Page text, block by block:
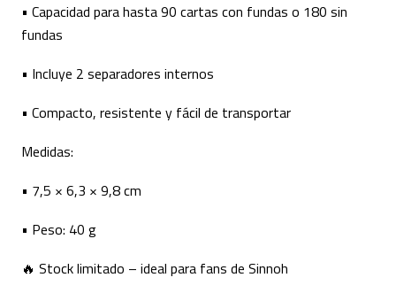
• Capacidad para hasta 90 cartas con fundas o 180 sin
fundas
• Incluye 2 separadores internos
• Compacto, resistente y fácil de transportar
Medidas:
• 7,5 × 6,3 × 9,8 cm
• Peso: 40 g
🔥 Stock limitado – ideal para fans de Sinnoh